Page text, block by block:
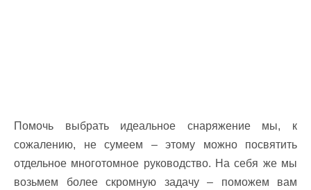
Помочь выбрать идеальное снаряжение мы, к
сожалению, не сумеем – этому можно посвятить
отдельное многотомное руководство. На себя же мы
возьмем более скромную задачу – поможем вам